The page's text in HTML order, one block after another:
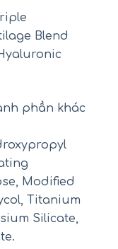
Blend
phần khác
Modified
Titanium
Silicate,